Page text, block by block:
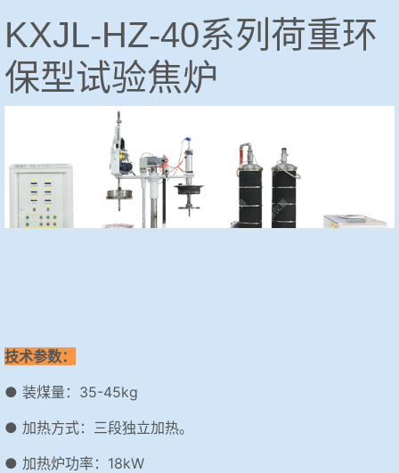
KXJL-HZ-40系列荷重环
保型试验焦炉
技术参数：
● 装煤量：35-45kg
● 加热方式：三段独立加热。
● 加热炉功率：18kW